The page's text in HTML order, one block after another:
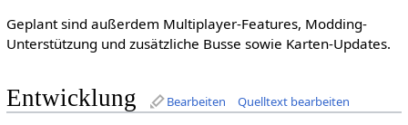
Geplant sind außerdem Multiplayer-Features, Modding-
Unterstützung und zusätzliche Busse sowie Karten-Updates.
Entwicklung Bearbeiten Quelltext bearbeiten